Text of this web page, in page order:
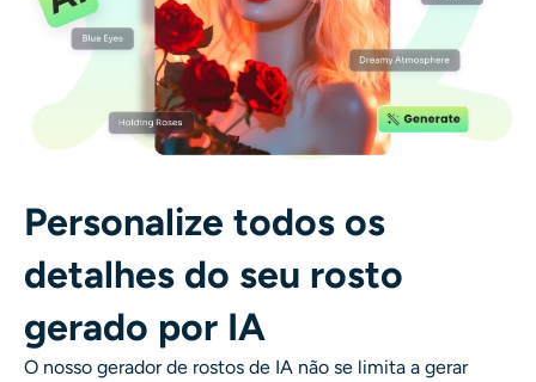
Personalize todos os
detalhes do seu rosto
gerado por IA
O nosso gerador de rostos de IA não se limita a gerar